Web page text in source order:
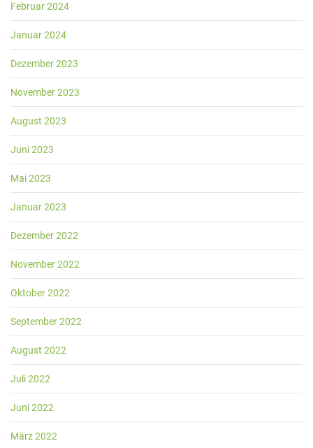
Februar 2024
Januar 2024
Dezember 2023
November 2023
August 2023
Juni 2023
Mai 2023
Januar 2023
Dezember 2022
November 2022
Oktober 2022
September 2022
August 2022
Juli 2022
Juni 2022
März 2022